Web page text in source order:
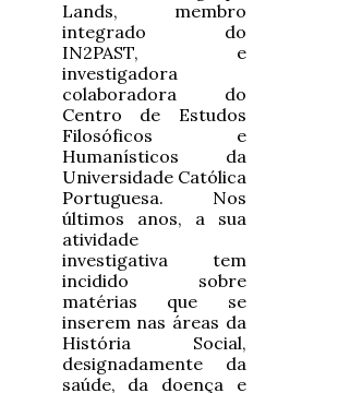
Lands, membro
integrado do
IN2PAST, e
investigadora
colaboradora do
Centro de Estudos
Filosóficos e
Humanísticos da
Universidade Católica
Portuguesa. Nos
últimos anos, a sua
atividade
investigativa tem
incidido sobre
matérias que se
inserem nas áreas da
História Social,
designadamente da
saúde, da doença e